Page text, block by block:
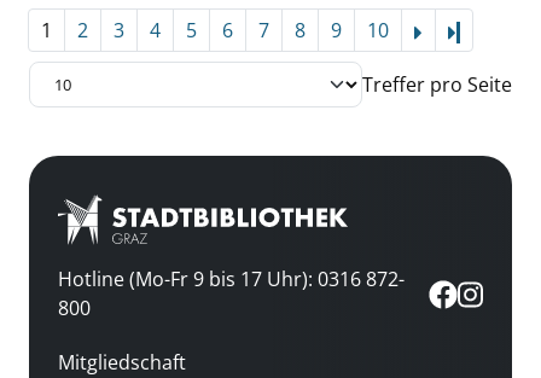
1 2 3 4 5 6 7 8 9 10
Treffer pro Seite
Hotline (Mo-Fr 9 bis 17 Uhr): 0316 872-
800
Mitgliedschaft